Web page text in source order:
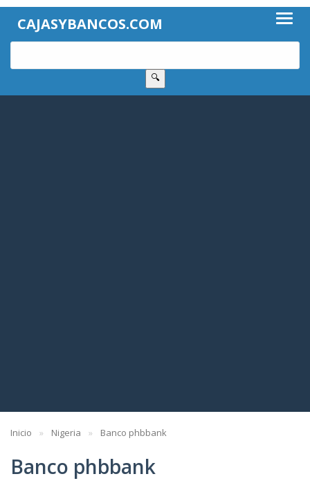
CAJASYBANCOS.COM
🔍
Inicio Nigeria Banco phbbank
Banco phbbank